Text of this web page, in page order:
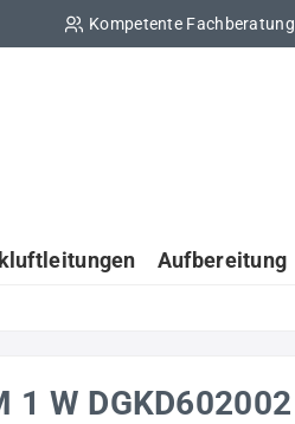
Kompetente Fachberatung
Aufbereitung
W DGKD602002